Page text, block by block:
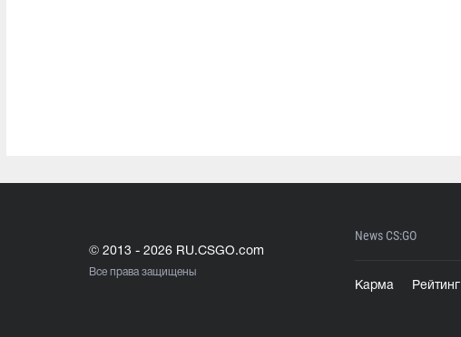
© 2013 - 2026 RU.CSGO.com
Все права защищены
News CS:GO
Карма Рейтинг